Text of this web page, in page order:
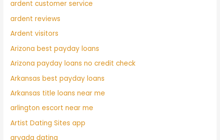
ardent customer service
ardent reviews
Ardent visitors
Arizona best payday loans
Arizona payday loans no credit check
Arkansas best payday loans
Arkansas title loans near me
arlington escort near me
Artist Dating Sites app
arvada dating